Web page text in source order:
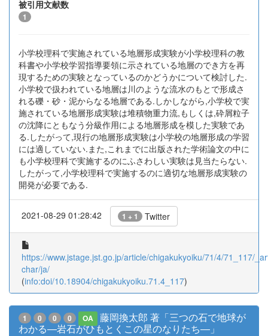
被引用文献数
1
小学校理科で実施されている地層形成実験が小学校理科の教
科書や小学校学習指導要領に示されている地層のでき方を再
現するための実験となっているのかどうかについて検討した.
小学校で扱われている地層は川のような流水のもとで形成さ
れる礫・砂・泥からなる地層である.しかしながら,小学校で実
施されている地層形成実験は堆積物重力流,もしくは,砕屑粒子
の沈降にともなう分級作用による地層形成を模した実験であ
る.したがって,現行の地層形成実験は小学校の地層形成の学習
には適していない.また,これまでに出版された学術論文の中に
も小学校理科で実施するのにふさわしい実験は見当たらない.
したがって,小学校理科で実施するのに適切な地層形成実験の
開発が必要である.
2021-08-29 01:28:42 1 + 1 Twitter
https://www.jstage.jst.go.jp/article/chigakukyoiku/71/4/71_117/
char/ja/
(info:doi/10.18904/chigakukyoiku.71.4_117)
1 0 0 0 OA
藤岡換太郎 著「三つの石で地球が
わかる―岩石がひもとくこの星のなりたち―」